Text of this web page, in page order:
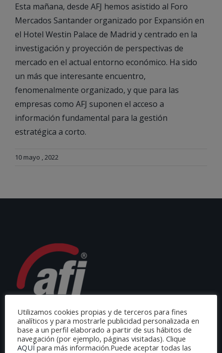
Esta mañana, desde AFJ hemos asistido al Foro
Mercados Santander organizado por Expansión en
el Hotel Westin Palace de Madrid y centrado en la
investigación y proyección de perspectivas de
mercado en el actual entorno económico. Ha sido
un más que interesante encuentro,
fenomenalmente organizado, y que para las
empresas como AFJ suponen el acceso a
información fundamental para la gestión
estratégica a corto.
10 mayo , 2022
Utilizamos cookies propias y de terceros para fines
analíticos y para mostrarle publicidad personalizada en
base a un perfil elaborado a partir de sus hábitos de
navegación (por ejemplo, páginas visitadas). Clique
AQUÍ para más información.Puede aceptar todas las